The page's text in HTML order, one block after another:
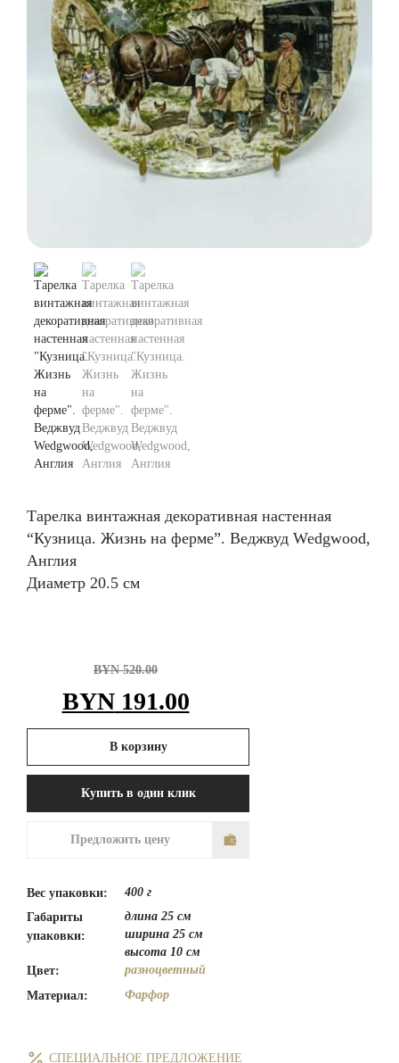
Тарелка винтажная декоративная настенная
“Кузница. Жизнь на ферме”. Веджвуд Wedgwood,
Англия
Диаметр 20.5 см
BYN520.00
Первоначальная
цена
составляла
BYN 520.00.
BYN191.00
цена:
BYN 191.00.
В корзину
Купить в один клик
Предложить цену
Вес упаковки:
400 г
Габариты
упаковки:
длина 25 см
ширина 25 см
высота 10 см
Цвет:
разноцветный
Материал:
Фарфор
СПЕЦИАЛЬНОЕ ПРЕДЛОЖЕНИЕ